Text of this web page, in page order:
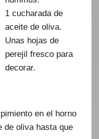
1 cucharada de
aceite de oliva.
Unas hojas de
perejil fresco para
decorar.
en el horno
de oliva hasta que